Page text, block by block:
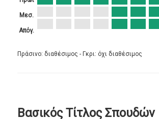
Μεσ.
Απόγ.
Πράσινο: διαθέσιμος - Γκρι: όχι διαθέσιμος
Βασικός Τίτλος Σπουδών